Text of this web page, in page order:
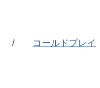
く / コールドプレイ